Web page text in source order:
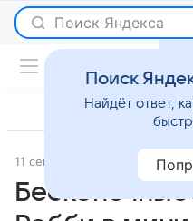
Поиск Яндекса
11 сентября 2023 Светская
Поиск
Найдёт ответ,